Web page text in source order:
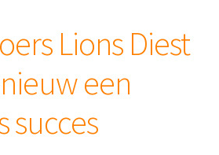
Lions Diest
een
succes